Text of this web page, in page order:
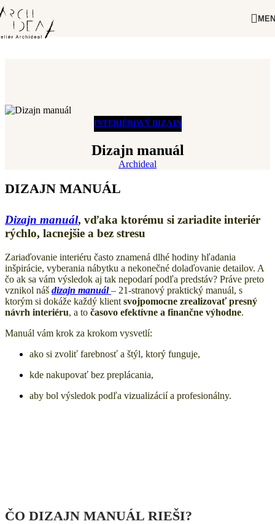
Skip to navigation
INTERIÉROVÝ DIZAJN
Dizajn manuál
Archideal
DIZAJN MANUÁL
Dizajn manuál, vďaka ktorému si zariadite interiér
rýchlo, lacnejšie a bez stresu
Zariaďovanie interiéru často znamená dlhé hodiny hľadania
inšpirácie, vyberania nábytku a nekonečné dolaďovanie detailov. A
čo ak sa vám výsledok aj tak nepodarí podľa predstáv? Práve preto
vznikol náš dizajn manuál – 21-stranový praktický manuál, s
ktorým si dokáže každý klient svojpomocne zrealizovať presný
návrh interiéru, a to časovo efektívne a finančne výhodne.
Manuál vám krok za krokom vysvetlí:
ako si zvoliť farebnosť a štýl, ktorý funguje,
kde nakupovať bez preplácania,
aby bol výsledok podľa vizualizácií a profesionálny.
ČO DIZAJN MANUÁL RIEŠI?